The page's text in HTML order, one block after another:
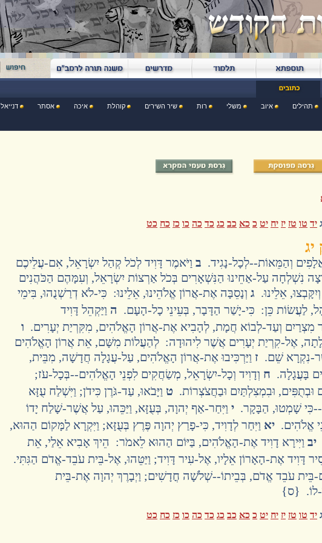
תהילים איוב משלי רות שיר השירים קוהלת איכה אסתר דנייאל
יד טו טז יז יח יט כ כא כב כג כד כה כו כז כח כט
וְהַמֵּאוֹת--לְכָל-נָגִיד. ב וַיֹּאמֶר דָּוִיד לְכֹל קְהַל יִשְׂרָאֵל, אִם-עֲלֵיכֶם
נִשְׁלְחָה עַל-אַחֵינוּ הַנִּשְׁאָרִים בְּכֹל אַרְצוֹת יִשְׂרָאֵל, וְעִמָּהֶם הַכֹּהֲנִים
אֵלֵינוּ. ג וְנָסֵבָּה אֶת-אֲרוֹן אֱלֹהֵינוּ, אֵלֵינוּ: כִּי-לֹא דְרַשְׁנֻהוּ, בִּימֵי
לַעֲשׂוֹת כֵּן: כִּי-יָשַׁר הַדָּבָר, בְּעֵינֵי כָל-הָעָם. ה וַיַּקְהֵל דָּוִיד
מִצְרַיִם וְעַד-לְבוֹא חֲמָת, לְהָבִיא אֶת-אֲרוֹן הָאֱלֹהִים, מִקִּרְיַת יְעָרִים. ו
אֶל-קִרְיַת יְעָרִים אֲשֶׁר לִיהוּדָה: לְהַעֲלוֹת מִשָּׁם, אֵת אֲרוֹן הָאֱלֹהִים
נִקְרָא שֵׁם. ז וַיַּרְכִּיבוּ אֶת-אֲרוֹן הָאֱלֹהִים, עַל-עֲגָלָה חֲדָשָׁה, מִבֵּית,
בָּעֲגָלָה. ח וְדָוִיד וְכָל-יִשְׂרָאֵל, מְשַׂחֲקִים לִפְנֵי הָאֱלֹהִים--בְּכָל-עֹז;
וּבְתֻפִּים, וּבִמְצִלְתַּיִם וּבַחֲצֹצְרוֹת. ט וַיָּבֹאוּ, עַד-גֹּרֶן כִּידֹן; וַיִּשְׁלַח עֻזָּא
כִּי שָׁמְטוּ, הַבָּקָר. י וַיִּחַר-אַף יְהוָה, בְּעֻזָּא, וַיַּכֵּהוּ, עַל אֲשֶׁר-שָׁלַח יָדוֹ
אֱלֹהִים. יא וַיִּחַר לְדָוִיד, כִּי-פָרַץ יְהוָה פֶּרֶץ בְּעֻזָּא; וַיִּקְרָא לַמָּקוֹם הַהוּא,
יב וַיִּירָא דָוִיד אֶת-הָאֱלֹהִים, בַּיּוֹם הַהוּא לֵאמֹר: הֵיךְ אָבִיא אֵלַי, אֵת
דָּוִיד אֶת-הָאָרוֹן אֵלָיו, אֶל-עִיר דָּוִיד; וַיַּטֵּהוּ, אֶל-בֵּית עֹבֵד-אֱדֹם הַגִּתִּי.
בֵּית עֹבֵד אֱדֹם, בְּבֵיתוֹ--שְׁלֹשָׁה חֳדָשִׁים; וַיְבָרֶךְ יְהוָה אֶת-בֵּית
לוֹ. {ס}
יד טו טז יז יח יט כ כא כב כג כד כה כו כז כח כט